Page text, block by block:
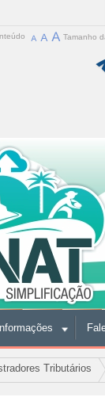
Tamanho
Tributários